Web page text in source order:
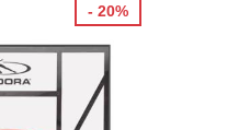
- 20%